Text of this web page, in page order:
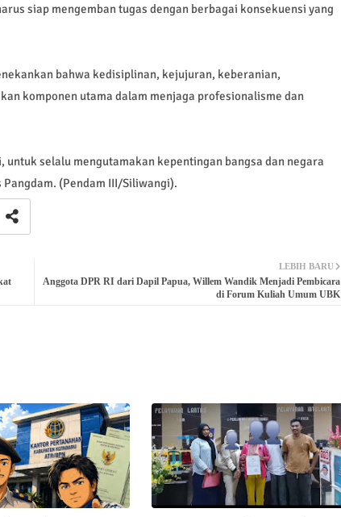
siap mengemban tugas dengan berbagai konsekuensi yang
bahwa kedisiplinan, kejujuran, keberanian,
komponen utama dalam menjaga profesionalisme dan
selalu mengutamakan kepentingan bangsa dan negara
(Pendam III/Siliwangi).
LEBIH BARU
Anggota DPR RI dari Dapil Papua, Willem Wandik Menjadi Pembicara
di Forum Kuliah Umum UBK